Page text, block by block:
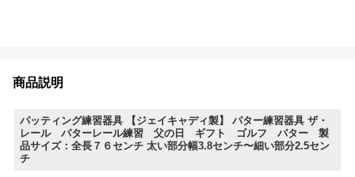
商品説明
パッティング練習器具 【ジェイキャディ製】 パター練習器具 ザ・
レール パターレール練習 父の日 ギフト ゴルフ パター 製
品サイズ：全長７６センチ 太い部分幅3.8センチ〜細い部分2.5セン
チ